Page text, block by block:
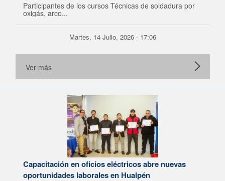
Participantes de los cursos Técnicas de soldadura por
oxigás, arco...
Martes, 14 Julio, 2026 - 17:06
Ver más
Capacitación en oficios eléctricos abre nuevas
oportunidades laborales en Hualpén